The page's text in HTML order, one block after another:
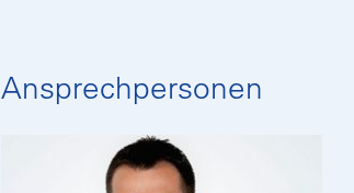
Ansprechpersonen